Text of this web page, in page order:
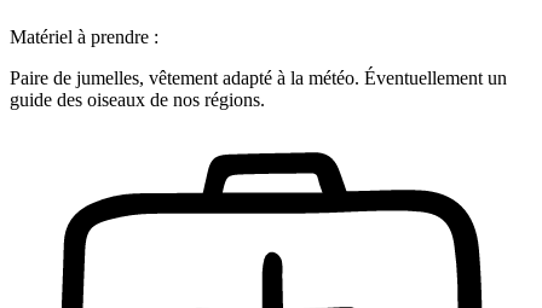
Matériel à prendre :
Paire de jumelles, vêtement adapté à la météo. Éventuellement un
guide des oiseaux de nos régions.